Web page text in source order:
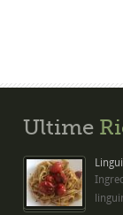
Ultime